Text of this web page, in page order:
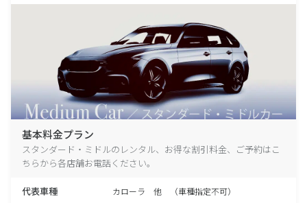
基本料金プラン
スタンダード・ミドルのレンタル、お得な割引料金、ご予約はこ
ちらから各店舗お電話ください。
代表車種 カローラ 他 （車種指定不可）